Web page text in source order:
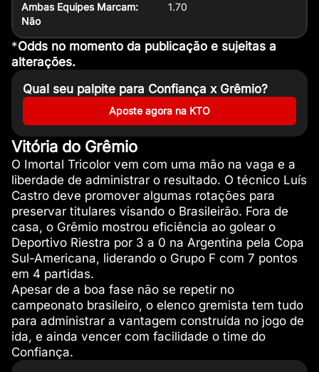
Ambas Equipes Marcam:
Não
1.70
*Odds no momento da publicação e sujeitas a
alterações.
Qual seu palpite para Confiança x Grêmio?
Aposte agora na KTO
Vitória do Grêmio
O Imortal Tricolor vem com uma mão na vaga e a
liberdade de administrar o resultado. O técnico Luís
Castro deve promover algumas rotações para
preservar titulares visando o Brasileirão. Fora de
casa, o Grêmio mostrou eficiência ao golear o
Deportivo Riestra por 3 a 0 na Argentina pela Copa
Sul-Americana, liderando o Grupo F com 7 pontos
em 4 partidas.
Apesar de a boa fase não se repetir no
campeonato brasileiro, o elenco gremista tem tudo
para administrar a vantagem construída no jogo de
ida, e ainda vencer com facilidade o time do
Confiança.